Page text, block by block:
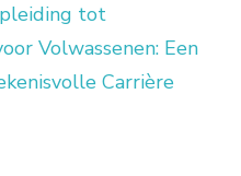
tot
Volwassenen: Een
Carrière